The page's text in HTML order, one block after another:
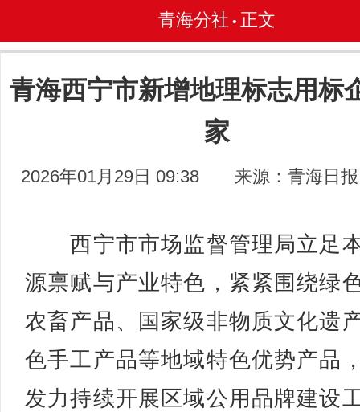
青海分社 • 正文
青海西宁市新增地理标志用标
家
2026年01月29日 09:38 来源：青海日报
西宁市市场监督管理局立足
源禀赋与产业特色，紧紧围绕绿
农畜产品、国家级非物质文化遗
色手工产品等地域特色优势产品
发力持续开展区域公用品牌建设